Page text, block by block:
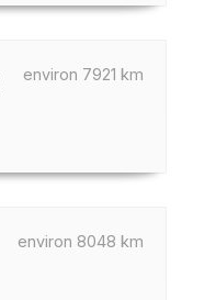
environ 7921 km
environ 8048 km